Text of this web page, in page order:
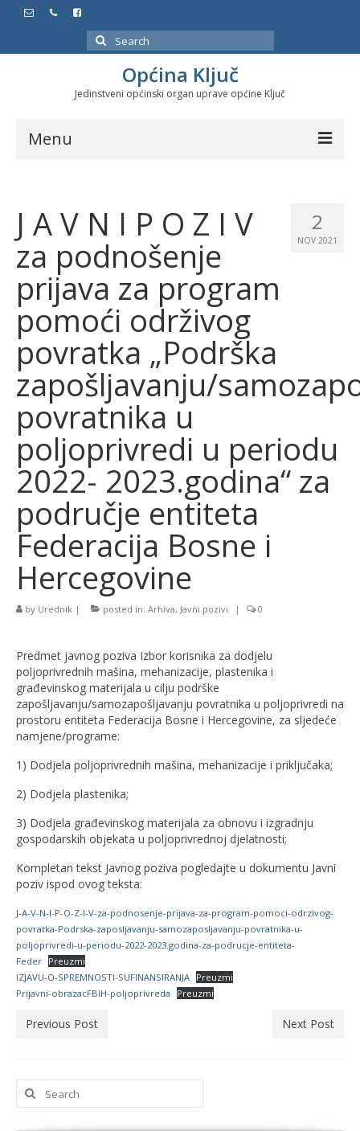
Search
for:
Općina Ključ
Jedinstveni općinski organ uprave općine Ključ
Menu
Službeni glasnici
Javne nabavke
Značajni datumi i manifestacije
Program energetske efikasnosti u stambenom
sektoru
2
NOV 2021
J A V N I P O Z I V
za podnošenje
prijava za program
pomoći održivog
povratka „Podrška
zapošljavanju/
povratnika u
poljoprivredi u periodu
2022- 2023.godina“ za
područje entiteta
Federacija Bosne i
Hercegovine
by Urednik | posted in: Arhiva, Javni pozivi | 0
Predmet javnog poziva Izbor korisnika za dodjelu
poljoprivrednih mašina, mehanizacije, plastenika i
građevinskog materijala u cilju podrške
zapošljavanju/samozapošljavanju povratnika u poljoprivredi na
prostoru entiteta Federacija Bosne i Hercegovine, za sljedeće
namjene/programe:
1) Dodjela poljoprivrednih mašina, mehanizacije i priključaka;
2) Dodjela plastenika;
3) Dodjela građevinskog materijala za obnovu i izgradnju
gospodarskih objekata u poljoprivrednoj djelatnosti;
Kompletan tekst Javnog poziva pogledajte u dokumentu Javni
poziv ispod ovog teksta:
J-A-V-N-I-P-O-Z-I-V-za-podnosenje-prijava-za-program-pomoci-odrzivog-
povratka-Podrska-zaposljavanju-samozaposljavanju-povratnika-u-
poljoprivredi-u-periodu-2022-2023.godina-za-podrucje-entiteta-
Feder Preuzmi
IZJAVU-O-SPREMNOSTI-SUFINANSIRANJA Preuzmi
Prijavni-obrazacFBIH-poljoprivreda
Preuzmi
Previous Post Next Post
Search
for: